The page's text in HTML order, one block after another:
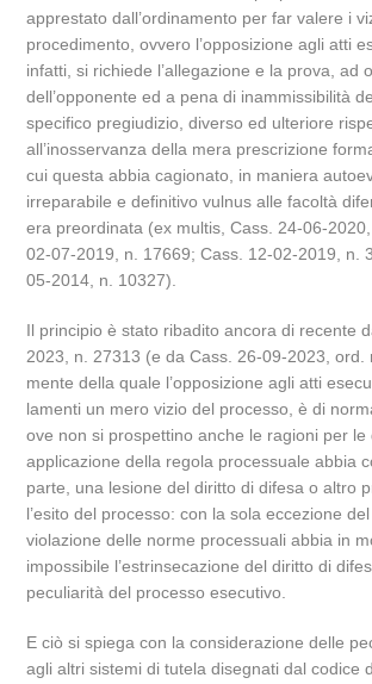
apprestato dall’ordinamento per far valere i
procedimento, ovvero l’opposizione agli atti
infatti, si richiede l’allegazione e la prova, ad
dell’opponente ed a pena di inammissibilità
specifico pregiudizio, diverso ed ulteriore
all’inosservanza della mera prescrizione
cui questa abbia cagionato, in maniera
irreparabile e definitivo vulnus alle facoltà
era preordinata (ex multis, Cass. 24-06-
02-07-2019, n. 17669; Cass. 12-02-2019, n.
05-2014, n. 10327).
Il principio è stato ribadito ancora di recente
2023, n. 27313 (e da Cass. 26-09-2023, ord.
mente della quale l’opposizione agli atti
lamenti un mero vizio del processo, è di
ove non si prospettino anche le ragioni per le
applicazione della regola processuale abbia
parte, una lesione del diritto di difesa o altro
l’esito del processo: con la sola eccezione
violazione delle norme processuali abbia in
impossibile l’estrinsecazione del diritto di
peculiarità del processo esecutivo.
E ciò si spiega con la considerazione delle
agli altri sistemi di tutela disegnati dal codice